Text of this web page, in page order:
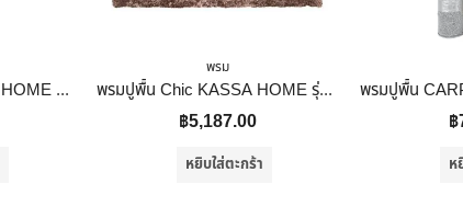
พรมปูพื้น Krizia KASSA HOME รุ่น 551-01-V1 ขนาด 120 x 180 ซม. สีดำ
พรม
พรมปูพื้น Chic KASSA HOME รุ่น CHIC0208-150240-BROW ขนาด 150 x 240 ซม. สีน้ำตาล
฿5,187.00
หยิบใส่ตะกร้า
฿
ห